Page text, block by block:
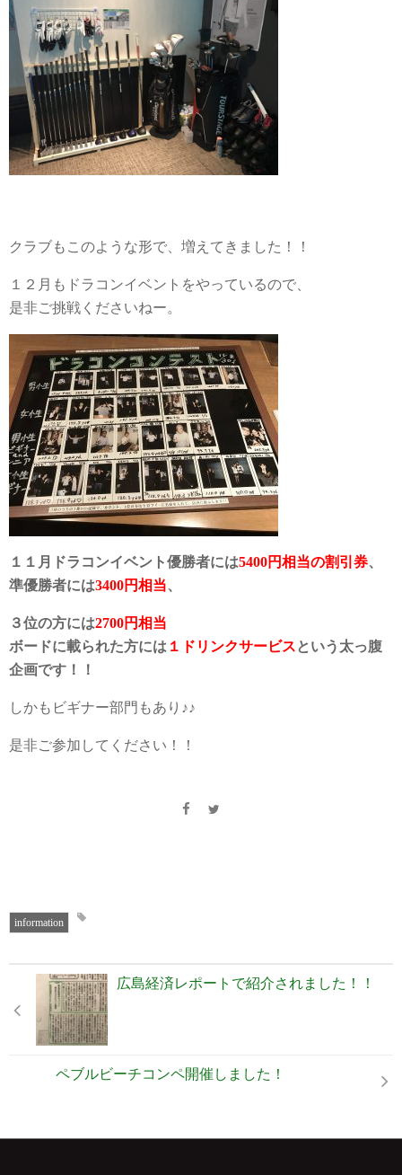
クラブもこのような形で、増えてきました！！
１２月もドラコンイベントをやっているので、
是非ご挑戦くださいねー。
１１月ドラコンイベント優勝者には5400円相当の割引券、
準優勝者には3400円相当、
３位の方には2700円相当
ボードに載られた方には １ドリンクサービスという太っ腹
企画です！！
しかもビギナー部門もあり♪♪
是非ご参加してください！！
information
広島経済レポートで紹介されました！！
ペブルビーチコンペ開催しました！